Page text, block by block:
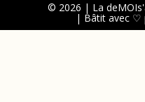
© 2026 | La
| Bâtit avec ♡